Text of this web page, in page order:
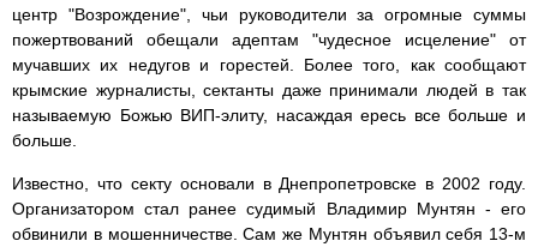
центр "Возрождение", чьи руководители за огромные суммы
пожертвований обещали адептам "чудесное исцеление" от
мучавших их недугов и горестей. Более того, как сообщают
крымские журналисты, сектанты даже принимали людей в так
называемую Божью ВИП-элиту, насаждая ересь все больше и
больше.
Известно, что секту основали в Днепропетровске в 2002 году.
Организатором стал ранее судимый Владимир Мунтян - его
обвинили в мошенничестве. Сам же Мунтян объявил себя 13-м